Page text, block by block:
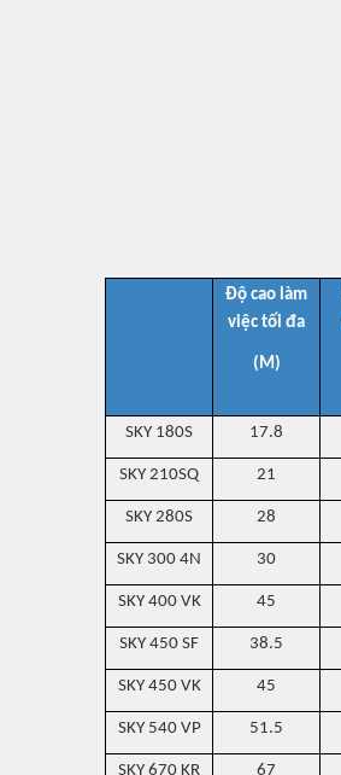
Độ cao làm
việc tối đa
(M)
SKY 180S 17.8
SKY 210SQ 21
SKY 280S 28
SKY 300 4N 30
SKY 400 VK 45
SKY 450 SF 38.5
SKY 450 VK 45
SKY 540 VP 51.5
SKY 670 KR 67